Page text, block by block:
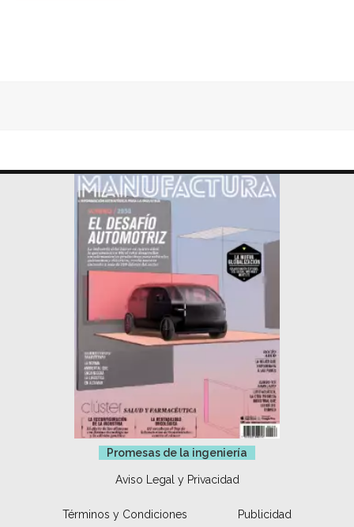
Promesas de la ingeniería
Aviso Legal y Privacidad
Términos y Condiciones Publicidad